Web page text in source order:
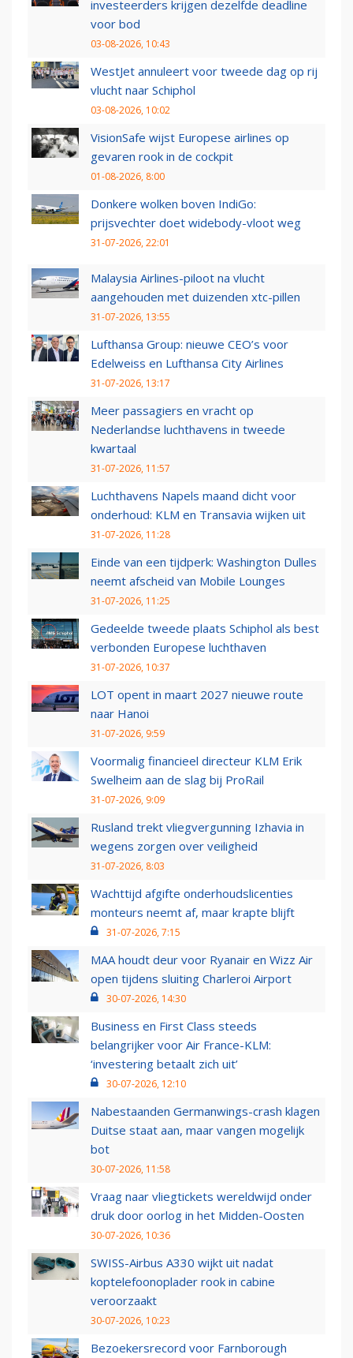
investeerders krijgen dezelfde deadline
voor bod
03-08-2026, 10:43
WestJet annuleert voor tweede dag op rij
vlucht naar Schiphol
03-08-2026, 10:02
VisionSafe wijst Europese airlines op
gevaren rook in de cockpit
01-08-2026, 8:00
Donkere wolken boven IndiGo:
prijsvechter doet widebody-vloot weg
31-07-2026, 22:01
Malaysia Airlines-piloot na vlucht
aangehouden met duizenden xtc-pillen
31-07-2026, 13:55
Lufthansa Group: nieuwe CEO’s voor
Edelweiss en Lufthansa City Airlines
31-07-2026, 13:17
Meer passagiers en vracht op
Nederlandse luchthavens in tweede
kwartaal
31-07-2026, 11:57
Luchthavens Napels maand dicht voor
onderhoud: KLM en Transavia wijken uit
31-07-2026, 11:28
Einde van een tijdperk: Washington Dulles
neemt afscheid van Mobile Lounges
31-07-2026, 11:25
Gedeelde tweede plaats Schiphol als best
verbonden Europese luchthaven
31-07-2026, 10:37
LOT opent in maart 2027 nieuwe route
naar Hanoi
31-07-2026, 9:59
Voormalig financieel directeur KLM Erik
Swelheim aan de slag bij ProRail
31-07-2026, 9:09
Rusland trekt vliegvergunning Izhavia in
wegens zorgen over veiligheid
31-07-2026, 8:03
Wachttijd afgifte onderhoudslicenties
monteurs neemt af, maar krapte blijft
31-07-2026, 7:15
MAA houdt deur voor Ryanair en Wizz Air
open tijdens sluiting Charleroi Airport
30-07-2026, 14:30
Business en First Class steeds
belangrijker voor Air France-KLM:
‘investering betaalt zich uit’
30-07-2026, 12:10
Nabestaanden Germanwings-crash klagen
Duitse staat aan, maar vangen mogelijk
bot
30-07-2026, 11:58
Vraag naar vliegtickets wereldwijd onder
druk door oorlog in het Midden-Oosten
30-07-2026, 10:36
SWISS-Airbus A330 wijkt uit nadat
koptelefoonoplader rook in cabine
veroorzaakt
30-07-2026, 10:23
Bezoekersrecord voor Farnborough